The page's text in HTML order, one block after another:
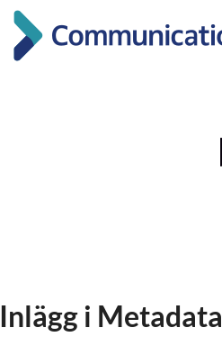
Inlägg i Metadata